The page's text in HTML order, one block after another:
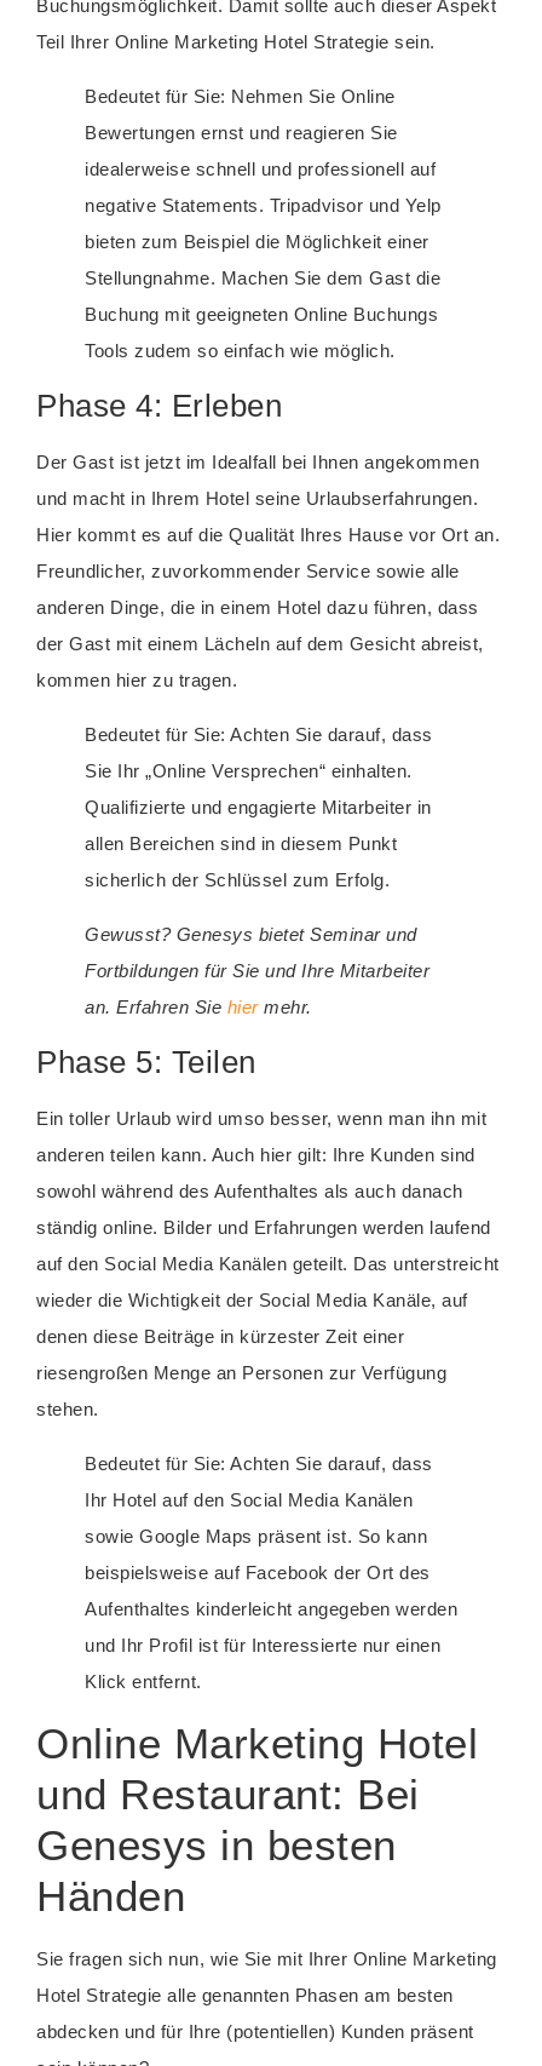
Buchungsmöglichkeit. Damit sollte auch dieser Aspekt
Teil Ihrer Online Marketing Hotel Strategie sein.
Bedeutet für Sie: Nehmen Sie Online
Bewertungen ernst und reagieren Sie
idealerweise schnell und professionell auf
negative Statements. Tripadvisor und Yelp
bieten zum Beispiel die Möglichkeit einer
Stellungnahme. Machen Sie dem Gast die
Buchung mit geeigneten Online Buchungs
Tools zudem so einfach wie möglich.
Phase 4: Erleben
Der Gast ist jetzt im Idealfall bei Ihnen angekommen
und macht in Ihrem Hotel seine Urlaubserfahrungen.
Hier kommt es auf die Qualität Ihres Hause vor Ort an.
Freundlicher, zuvorkommender Service sowie alle
anderen Dinge, die in einem Hotel dazu führen, dass
der Gast mit einem Lächeln auf dem Gesicht abreist,
kommen hier zu tragen.
Bedeutet für Sie: Achten Sie darauf, dass
Sie Ihr „Online Versprechen“ einhalten.
Qualifizierte und engagierte Mitarbeiter in
allen Bereichen sind in diesem Punkt
sicherlich der Schlüssel zum Erfolg.
Gewusst? Genesys bietet Seminar und
Fortbildungen für Sie und Ihre Mitarbeiter
an. Erfahren Sie hier mehr.
Phase 5: Teilen
Ein toller Urlaub wird umso besser, wenn man ihn mit
anderen teilen kann. Auch hier gilt: Ihre Kunden sind
sowohl während des Aufenthaltes als auch danach
ständig online. Bilder und Erfahrungen werden laufend
auf den Social Media Kanälen geteilt. Das unterstreicht
wieder die Wichtigkeit der Social Media Kanäle, auf
denen diese Beiträge in kürzester Zeit einer
riesengroßen Menge an Personen zur Verfügung
stehen.
Bedeutet für Sie: Achten Sie darauf, dass
Ihr Hotel auf den Social Media Kanälen
sowie Google Maps präsent ist. So kann
beispielsweise auf Facebook der Ort des
Aufenthaltes kinderleicht angegeben werden
und Ihr Profil ist für Interessierte nur einen
Klick entfernt.
Online Marketing Hotel
und Restaurant: Bei
Genesys in besten
Händen
Sie fragen sich nun, wie Sie mit Ihrer Online Marketing
Hotel Strategie alle genannten Phasen am besten
abdecken und für Ihre (potentiellen) Kunden präsent